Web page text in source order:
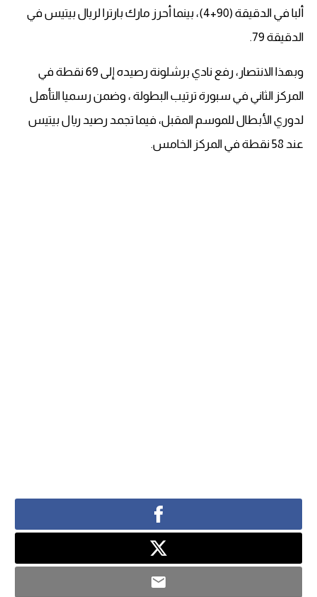
ألبا في الدقيقة (90+4)، بينما أحرز مارك بارترا لريال بيتيس في
الدقيقة 79.
وبهذا الانتصار، رفع نادي برشلونة رصيده إلى 69 نقطة في
المركز الثاني في سبورة ترتيب البطولة ، وضمن رسميا التأهل
لدوري الأبطال للموسم المقبل، فيما تجمد رصيد ريال بيتيس
عند 58 نقطة في المركز الخامس.